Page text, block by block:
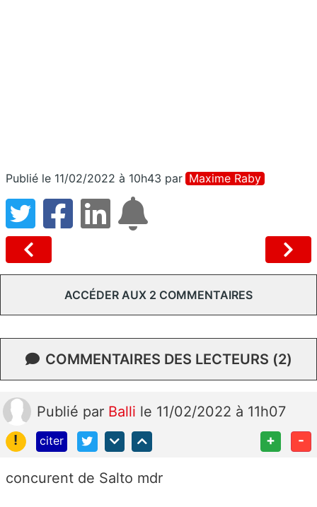
Publié le 11/02/2022 à 10h43 par Maxime Raby
ACCÉDER AUX 2 COMMENTAIRES
COMMENTAIRES DES LECTEURS (2)
Publié par Balli le 11/02/2022 à 11h07
!
citer + -
concurent de Salto mdr